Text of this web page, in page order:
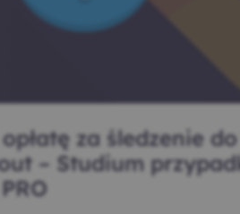
za śledzenie
– Studium